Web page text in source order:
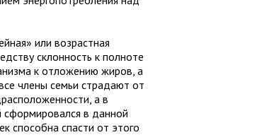
или возрастная
склонность к полноте
к отложению жиров, а
члены семьи страдают от
а в
сформировался в данной
способна спасти от этого